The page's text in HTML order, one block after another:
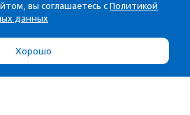
вы соглашаетесь с Политикой
данных
Хорошо